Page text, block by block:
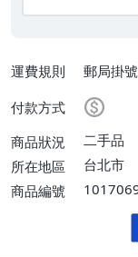
運費規則
郵局掛
滿
付款方式
商品狀況
二手品
所在地區
台北市
商品編號